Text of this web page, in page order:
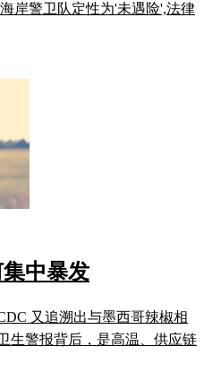
海岸警卫队定性为'未遇险',法律
中暴发
又追溯出与墨西哥辣椒相
生警报背后，是高温、供应链